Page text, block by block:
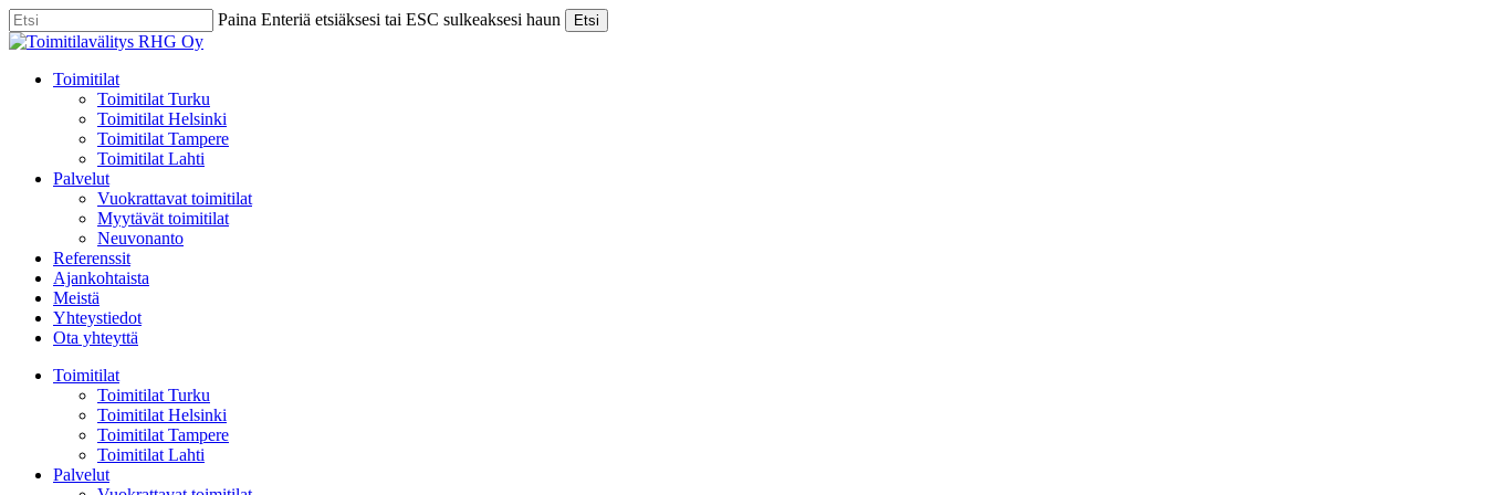
Skip
to
content
Paina Enteriä etsiäksesi tai ESC sulkeaksesi haun Etsi
Close
Menu
Toimitilat
Toimitilat Turku
Toimitilat Helsinki
Toimitilat Tampere
Toimitilat Lahti
Palvelut
Vuokrattavat toimitilat
Myytävät toimitilat
Neuvonanto
Referenssit
Ajankohtaista
Meistä
Yhteystiedot
Ota yhteyttä
Toimitilat
Toimitilat Turku
Toimitilat Helsinki
Toimitilat Tampere
Toimitilat Lahti
Palvelut